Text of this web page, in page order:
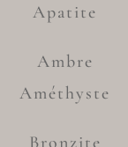
Apatite
Ambre
Améthyste
Bronzite